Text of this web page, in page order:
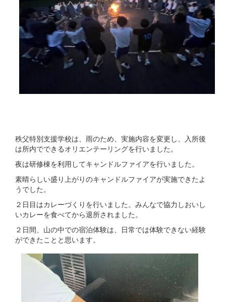
秩父特別支援学校は、雨のため、実施内容を変更し、入所後
は所内でできるオリエンテーリングを行いました。
夜は研修棟を利用してキャンドルファイアを行いました。
素晴らしい盛り上がりのキャンドルファイアが実施できたよ
うでした。
２日目はカレーづくりを行いました。みんなで協力しおいし
いカレーを食べてから退所されました。
２日間、山の中での宿泊体験は、日常では体験できない経験
ができたことと思います。